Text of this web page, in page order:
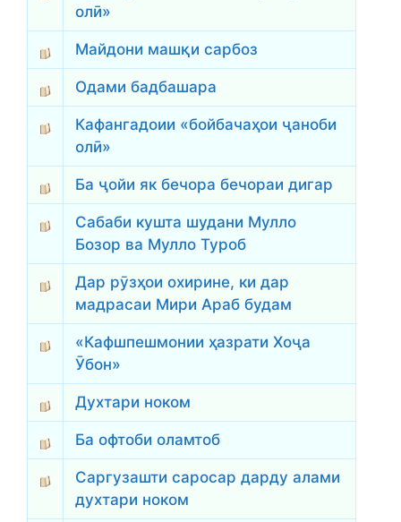
олӣ»
Майдони машқи сарбоз
Одами бадбашара
Кафангадоии «бойбачаҳои ҷаноби
олӣ»
Ба ҷойи як бечора бечораи дигар
Сабаби кушта шудани Мулло
Бозор ва Мулло Туроб
Дар рӯзҳои охирине, ки дар
мадрасаи Мири Араб будам
«Кафшпешмонии ҳазрати Хоҷа
Ӯбон»
Духтари ноком
Ба офтоби оламтоб
Саргузашти саросар дарду алами
духтари ноком